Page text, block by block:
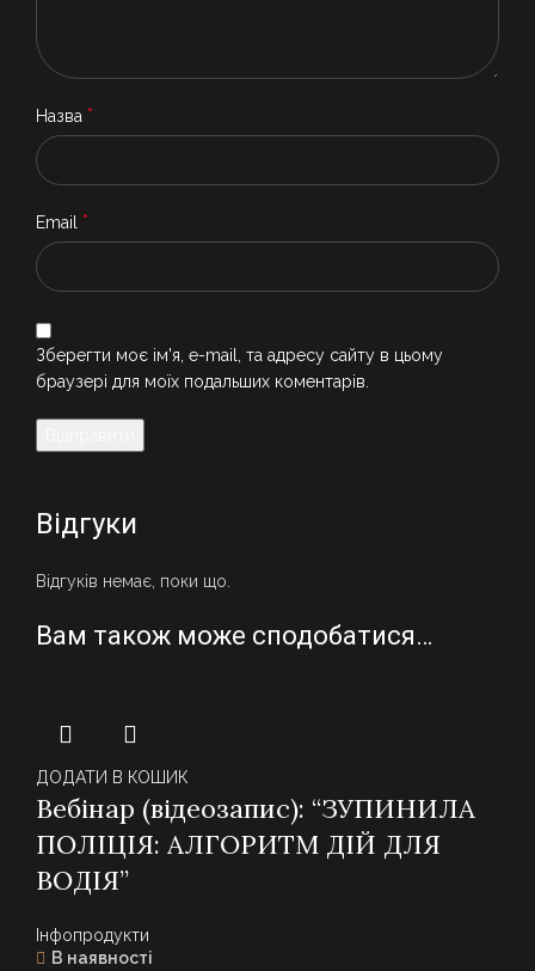
Відгуки
Відгуків немає, поки що.
Назва *
Email *
Зберегти моє ім'я, e-mail, та адресу сайту в цьому
браузері для моїх подальших коментарів.
Вам також може сподобатися…
ДОДАТИ В КОШИК
Вебінар (відеозапис): “ЗУПИНИЛА
ПОЛІЦІЯ: АЛГОРИТМ ДІЙ ДЛЯ
ВОДІЯ”
Інфопродукти
В наявності